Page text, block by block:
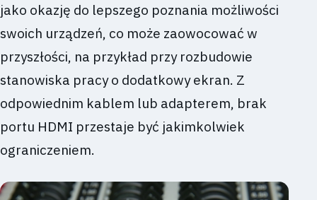
jako okazję do lepszego poznania możliwości
swoich urządzeń, co może zaowocować w
przyszłości, na przykład przy rozbudowie
stanowiska pracy o dodatkowy ekran. Z
odpowiednim kablem lub adapterem, brak
portu HDMI przestaje być jakimkolwiek
ograniczeniem.